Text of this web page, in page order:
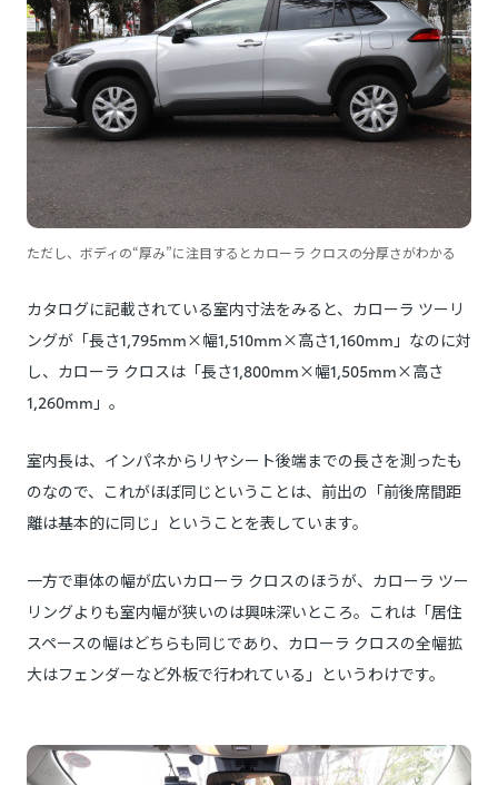
ただし、ボディの“厚み”に注目するとカローラ クロスの分厚さがわかる
カタログに記載されている室内寸法をみると、カローラ ツーリ
ングが「長さ1,795mm×幅1,510mm×高さ1,160mm」なのに対
し、カローラ クロスは「長さ1,800mm×幅1,505mm×高さ
1,260mm」。
室内長は、インパネからリヤシート後端までの長さを測ったも
のなので、これがほぼ同じということは、前出の「前後席間距
離は基本的に同じ」ということを表しています。
一方で車体の幅が広いカローラ クロスのほうが、カローラ ツー
リングよりも室内幅が狭いのは興味深いところ。これは「居住
スペースの幅はどちらも同じであり、カローラ クロスの全幅拡
大はフェンダーなど外板で行われている」というわけです。